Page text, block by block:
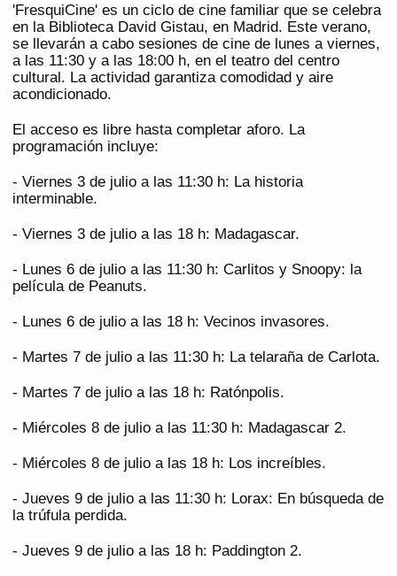
'FresquiCine' es un ciclo de cine familiar que se celebra
en la Biblioteca David Gistau, en Madrid. Este verano,
se llevarán a cabo sesiones de cine de lunes a viernes,
a las 11:30 y a las 18:00 h, en el teatro del centro
cultural. La actividad garantiza comodidad y aire
acondicionado.
El acceso es libre hasta completar aforo. La
programación incluye:
- Viernes 3 de julio a las 11:30 h: La historia
interminable.
- Viernes 3 de julio a las 18 h: Madagascar.
- Lunes 6 de julio a las 11:30 h: Carlitos y Snoopy: la
película de Peanuts.
- Lunes 6 de julio a las 18 h: Vecinos invasores.
- Martes 7 de julio a las 11:30 h: La telaraña de Carlota.
- Martes 7 de julio a las 18 h: Ratónpolis.
- Miércoles 8 de julio a las 11:30 h: Madagascar 2.
- Miércoles 8 de julio a las 18 h: Los increíbles.
- Jueves 9 de julio a las 11:30 h: Lorax: En búsqueda de
la trúfula perdida.
- Jueves 9 de julio a las 18 h: Paddington 2.